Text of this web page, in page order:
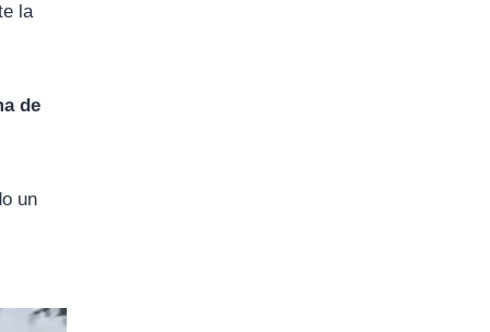
la
de
un